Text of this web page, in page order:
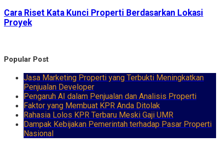
Cara Riset Kata Kunci Properti Berdasarkan Lokasi
Proyek
Popular Post
Jasa Marketing Properti yang Terbukti Meningkatkan
Penjualan Developer
Pengaruh AI dalam Penjualan dan Analisis Properti
Faktor yang Membuat KPR Anda Ditolak
Rahasia Lolos KPR Terbaru Meski Gaji UMR
Dampak Kebijakan Pemerintah terhadap Pasar Properti
Nasional